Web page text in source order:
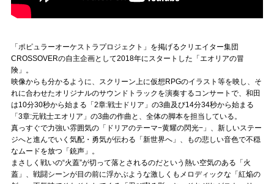
「ポピュラーオーケストラプロジェクト」を掲げるクリエイター集団
CROSSOVERの自主企画として2018年にスタートした「エオリアの冒
険」。
映像からも分かるように、スクリーン上に仮想RPGのイラスト等を映し、そ
れに合わせたオリジナルのサウンドトラックを演奏するコンサートで、和田
は10分30秒から始まる「2章:戦士ドリア」の3曲及び14分34秒から始まる
「3章:元戦士エオリア」の3曲の作曲と、全体の脚本を担当している。
真っすぐで力強い雰囲気の「ドリアのテーマ−黄耀の閃光−」、新しいステー
ジへと進んでいく気配・勇気が伝わる「新世界へ」、もの悲しい音色で不穏
なムードを放つ「銃声」。
まさしく戦いの“火蓋”が切って落とされるのだという熱い空気のある「火
蓋」、戦闘シーンが目の前に浮かぶような激しくもメロディックな「紅焔の